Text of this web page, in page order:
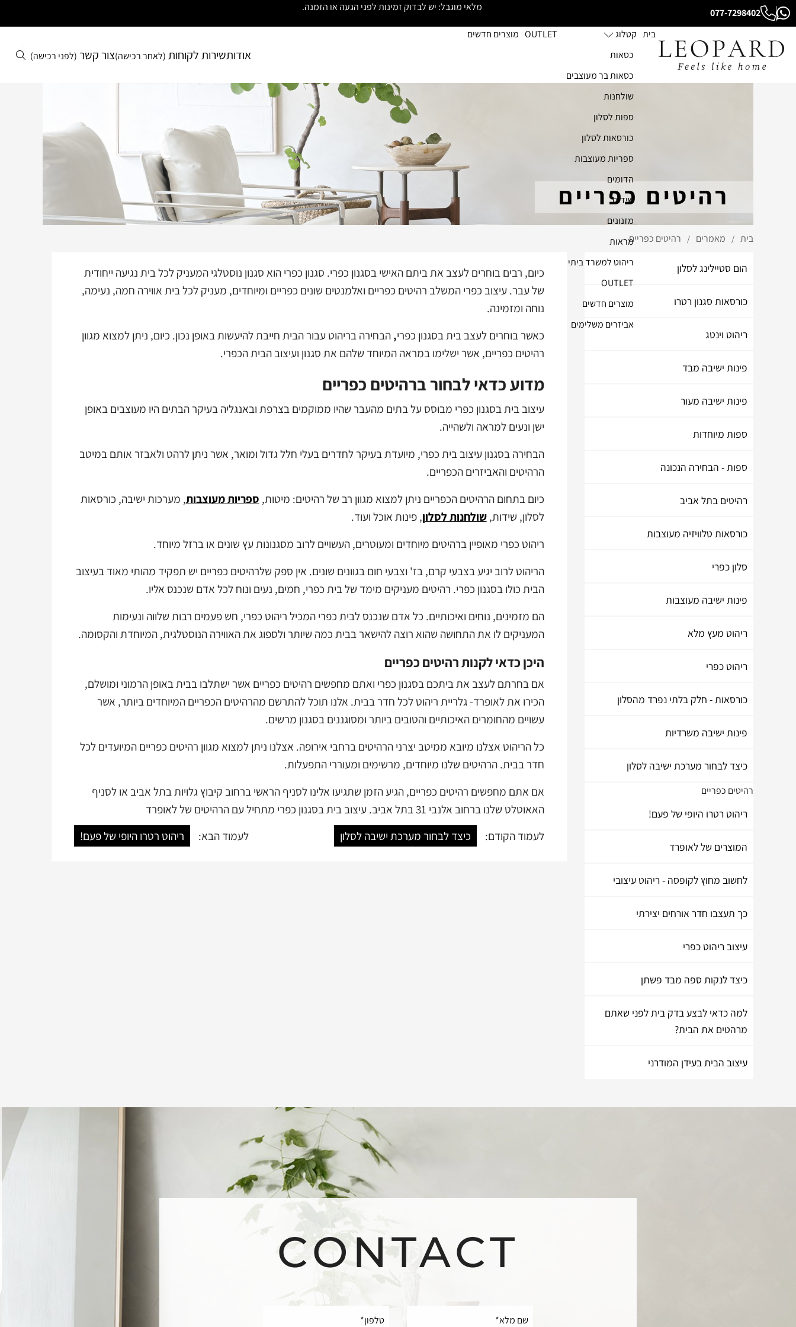
מלאי מוגבל: יש לבדוק זמינות לפני הגעה או הזמנה.
077-7298402
בית קטלוג
כסאות
כסאות בר מעוצבים
שולחנות
ספות לסלון
כורסאות לסלון
ספריות מעוצבות
הדומים
שידות
מזנונים
מראות
ריהוט למשרד ביתי
OUTLET
מוצרים חדשים
אביזרים משלימים
OUTLET מוצרים חדשים
אודותשירות לקוחות (לאחר רכישה)צור קשר (לפני רכישה)
רהיטים כפריים
בית / מאמרים / רהיטים כפריים
הום סטיילינג לסלון
כורסאות סגנון רטרו
ריהוט וינטג
פינות ישיבה מבד
פינות ישיבה מעור
ספות מיוחדות
ספות - הבחירה הנכונה
רהיטים בתל אביב
כורסאות טלוויזיה מעוצבות
סלון כפרי
פינות ישיבה מעוצבות
ריהוט מעץ מלא
ריהוט כפרי
כורסאות - חלק בלתי נפרד מהסלון
פינות ישיבה משרדיות
כיצד לבחור מערכת ישיבה לסלון
רהיטים כפריים
ריהוט רטרו היופי של פעם!
המוצרים של לאופרד
לחשוב מחוץ לקופסה - ריהוט עיצובי
כך תעצבו חדר אורחים יצירתי
עיצוב ריהוט כפרי
כיצד לנקות ספה מבד פשתן
למה כדאי לבצע בדק בית לפני שאתם
מרהטים את הבית?
עיצוב הבית בעידן המודרני
כיום, רבים בוחרים לעצב את ביתם האישי בסגנון כפרי. סגנון כפרי הוא סגנון נוסטלגי המעניק לכל בית נגיעה ייחודית
של עבר. עיצוב כפרי המשלב רהיטים כפריים ואלמנטים שונים כפריים ומיוחדים, מעניק לכל בית אווירה חמה, נעימה,
נוחה ומזמינה.
כאשר בוחרים לעצב בית בסגנון כפרי,הבחירה בריהוט עבור הבית חייבת להיעשות באופן נכון. כיום, ניתן למצוא מגוון
רהיטים כפריים, אשר ישלימו במראה המיוחד שלהם את סגנון ועיצוב הבית הכפרי.
מדוע כדאי לבחור ברהיטים כפריים
עיצוב בית בסגנון כפרי מבוסס על בתים מהעבר שהיו ממוקמים בצרפת ובאנגליה בעיקר הבתים היו מעוצבים באופן
ישן ונעים למראה ולשהייה.
הבחירה בסגנון עיצוב בית כפרי, מיועדת בעיקר לחדרים בעלי חלל גדול ומואר, אשר ניתן לרהט ולאבזר אותם במיטב
הרהיטים והאביזרים הכפריים.
כיום בתחום הרהיטים הכפריים ניתן למצוא מגוון רב של רהיטים: מיטות, ספריות מעוצבות, מערכות ישיבה, כורסאות
לסלון, שידות,שולחנות לסלון, פינות אוכל ועוד.
ריהוט כפרי מאופיין ברהיטים מיוחדים ומעוטרים, העשויים לרוב מסגנונות עץ שונים או ברזל מיוחד.
הריהוט לרוב יגיע בצבעי קרם, בז' וצבעי חום בגוונים שונים. אין ספק שלרהיטים כפריים יש תפקיד מהותי מאוד בעיצוב
הבית כולו בסגנון כפרי. רהיטים מעניקים מימד של בית כפרי, חמים, נעים ונוח לכל אדם שנכנס אליו.
הם מזמינים, נוחים ואיכותיים. כל אדם שנכנס לבית כפרי המכיל ריהוט כפרי, חש פעמים רבות שלווה ונעימות
המעניקים לו את התחושה שהוא רוצה להישאר בבית כמה שיותר ולספוג את האווירה הנוסטלגית, המיוחדת והקסומה.
היכן כדאי לקנות רהיטים כפריים
אם בחרתם לעצב את ביתכם בסגנון כפרי ואתם מחפשים רהיטים כפריים אשר ישתלבו בבית באופן הרמוני ומושלם,
הכירו את לאופרד- גלריית ריהוט לכל חדר בבית. אלנו תוכל להתרשם מהרהיטים הכפריים המיוחדים ביותר, אשר
עשויים מהחומרים האיכותיים והטובים ביותר ומסוגננים בסגנון מרשים.
כל הריהוט אצלנו מיובא ממיטב יצרני הרהיטים ברחבי אירופה. אצלנו ניתן למצוא מגוון רהיטים כפריים המיועדים לכל
חדר בבית. הרהיטים שלנו מיוחדים, מרשימים ומעוררי התפעלות.
אם אתם מחפשים רהיטים כפריים, הגיע הזמן שתגיעו אלינו לסניף הראשי ברחוב קיבוץ גלויות בתל אביב או לסניף
האאוטלט שלנו ברחוב אלנבי 31 בתל אביב. עיצוב בית בסגנון כפרי מתחיל עם הרהיטים של לאופרד
לעמוד הקודם:
כיצד לבחור מערכת ישיבה לסלון לעמוד הבא: ריהוט רטרו היופי של פעם!
CONTACT